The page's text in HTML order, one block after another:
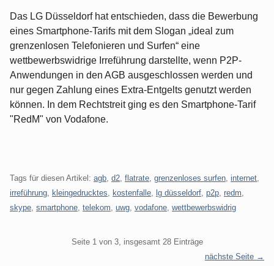
Das LG Düsseldorf hat entschieden, dass die Bewerbung
eines Smartphone-Tarifs mit dem Slogan „ideal zum
grenzenlosen Telefonieren und Surfen“ eine
wettbewerbswidrige Irreführung darstellte, wenn P2P-
Anwendungen in den AGB ausgeschlossen werden und
nur gegen Zahlung eines Extra-Entgelts genutzt werden
können. In dem Rechtstreit ging es den Smartphone-Tarif
"RedM" von Vodafone.
Tags für diesen Artikel: agb d2 flatrate grenzenloses surfen internet
irreführung
kleingedrucktes kostenfalle lg düsseldorf p2p redm
skype smartphone telekom uwg vodafone wettbewerbswidrig
Seite 1 von 3, insgesamt 28 Einträge
nächste Seite →